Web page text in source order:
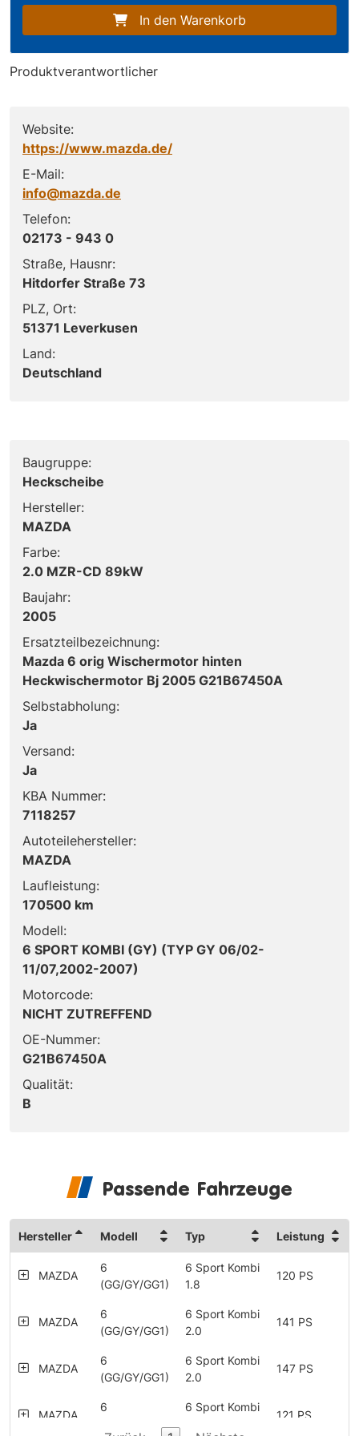
In den Warenkorb
Produktverantwortlicher
Website:
https://www.mazda.de/
E-Mail:
info@mazda.de
Telefon:
02173 - 943 0
Straße, Hausnr:
Hitdorfer Straße 73
PLZ, Ort:
51371 Leverkusen
Land:
Deutschland
Baugruppe:
Heckscheibe
Hersteller:
MAZDA
Farbe:
2.0 MZR-CD 89kW
Baujahr:
2005
Ersatzteilbezeichnung:
Mazda 6 orig Wischermotor hinten
Heckwischermotor Bj 2005 G21B67450A
Selbstabholung:
Ja
Versand:
Ja
KBA Nummer:
7118257
Autoteilehersteller:
MAZDA
Laufleistung:
170500 km
Modell:
6 SPORT KOMBI (GY) (TYP GY 06/02-
11/07,2002-2007)
Motorcode:
NICHT ZUTREFFEND
OE-Nummer:
G21B67450A
Qualität:
B
Passende Fahrzeuge
Hersteller Modell Typ Leistung
MAZDA
6
(GG/GY/GG1)
6 Sport Kombi
1.8
120 PS
MAZDA
6
(GG/GY/GG1)
6 Sport Kombi
2.0
141 PS
MAZDA
6
(GG/GY/GG1)
6 Sport Kombi
2.0
147 PS
MAZDA
6
6 Sport Kombi
121 PS